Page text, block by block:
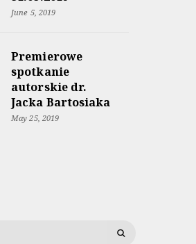
June 5, 2019
Premierowe
spotkanie
autorskie dr.
Jacka Bartosiaka
May 25, 2019